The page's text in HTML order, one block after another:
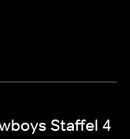
Staffel 4